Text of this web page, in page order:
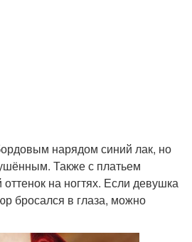
нарядом синий лак, но
Также с платьем
оттенок на ногтях. Если девушка
бросался в глаза, можно